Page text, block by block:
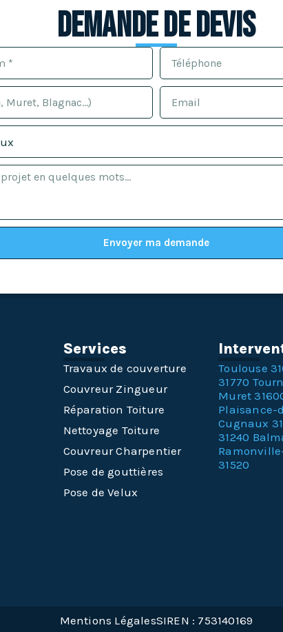
Demande de devis
Envoyer ma demande
Services
Travaux de couverture
Couvreur Zingueur
Réparation Toiture
Nettoyage Toiture
Couvreur Charpentier
Pose de gouttières
Pose de Velux
Toulouse
31770
Muret
Plaisance-
Cugnaux
31240
31520
Mentions LégalesSIREN : 753140169